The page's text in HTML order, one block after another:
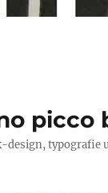
picco
design, typografie